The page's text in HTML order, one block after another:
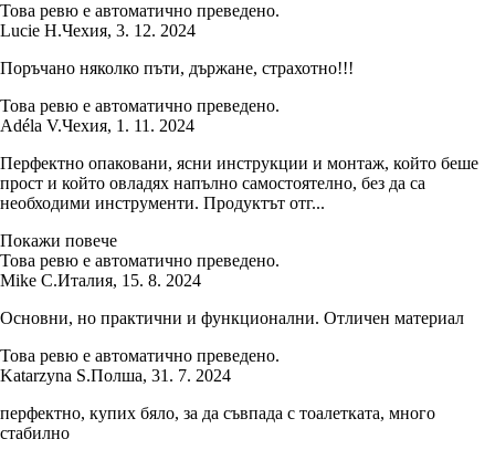
Това ревю е автоматично преведено.
Lucie H.Чехия, 3. 12. 2024
Поръчано няколко пъти, държане, страхотно!!!
Това ревю е автоматично преведено.
Adéla V.Чехия, 1. 11. 2024
Перфектно опаковани, ясни инструкции и монтаж, който беше
прост и който овладях напълно самостоятелно, без да са
необходими инструменти. Продуктът отг...
Покажи повече
Това ревю е автоматично преведено.
Mike C.Италия, 15. 8. 2024
Основни, но практични и функционални. Отличен материал
Това ревю е автоматично преведено.
Katarzyna S.Полша, 31. 7. 2024
перфектно, купих бяло, за да съвпада с тоалетката, много
стабилно